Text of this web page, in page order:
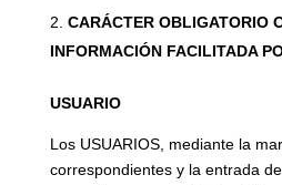
CARÁCTER OBLIGATORIO
INFORMACIÓN FACILITADA
USUARIO
Los USUARIOS, mediante la
correspondientes y la entrada